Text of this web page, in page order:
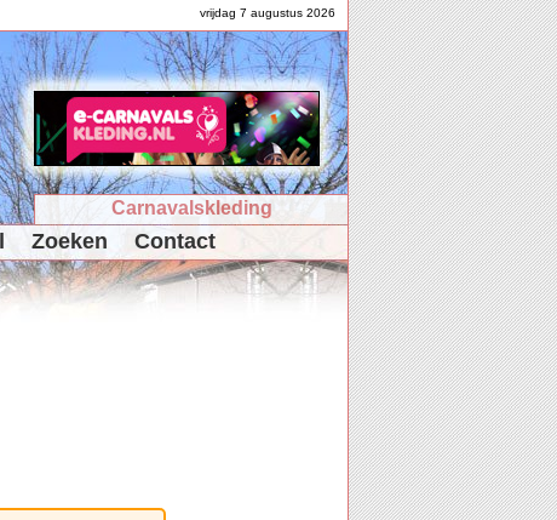
vrijdag 7 augustus 2026
Carnavalskleding
Zoeken Contact